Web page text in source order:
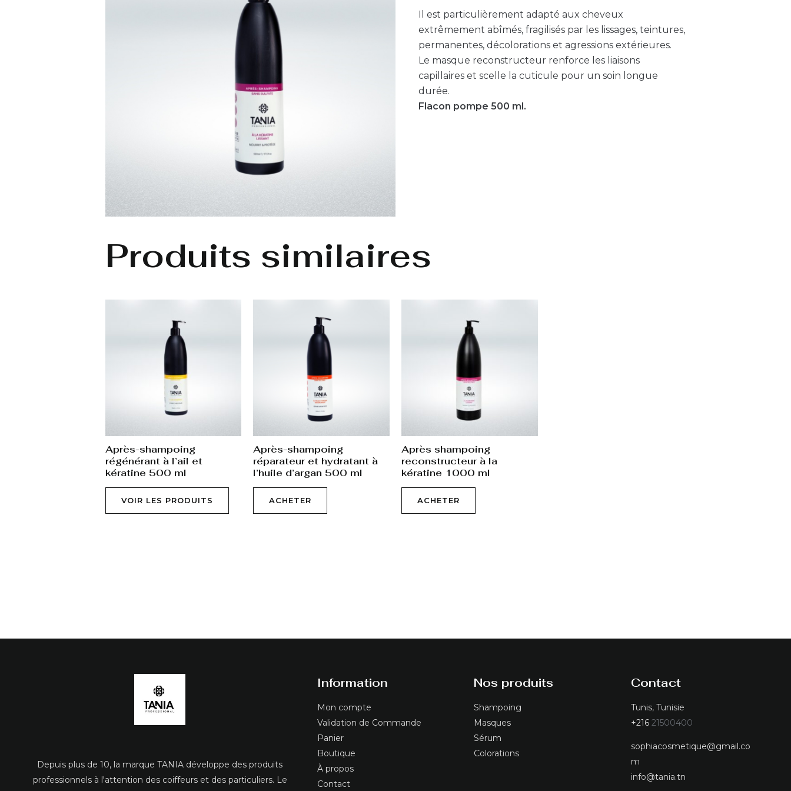
Il est particulièrement adapté aux cheveux
extrêmement abîmés, fragilisés par les lissages, teintures,
permanentes, décolorations et agressions extérieures.
Le masque reconstructeur renforce les liaisons
capillaires et scelle la cuticule pour un soin longue
durée.
Flacon pompe 500 ml.
Produits similaires
Après-shampoing
régénérant à l’ail et
kératine 500 ml
VOIR LES PRODUITS
Après-shampoing
réparateur et hydratant à
l’huile d’argan 500 ml
ACHETER
Après shampoing
reconstructeur à la
kératine 1000 ml
ACHETER
Depuis plus de 10, la marque TANIA développe des produits
professionnels à l'attention des coiffeurs et des particuliers. Le
Information
Mon compte
Validation de Commande
Panier
Boutique
À propos
Contact
Nos produits
Shampoing
Masques
Sérum
Colorations
Contact
Tunis, Tunisie
+21621500400
sophiacosmetique@gmail.co
m
info@tania.tn